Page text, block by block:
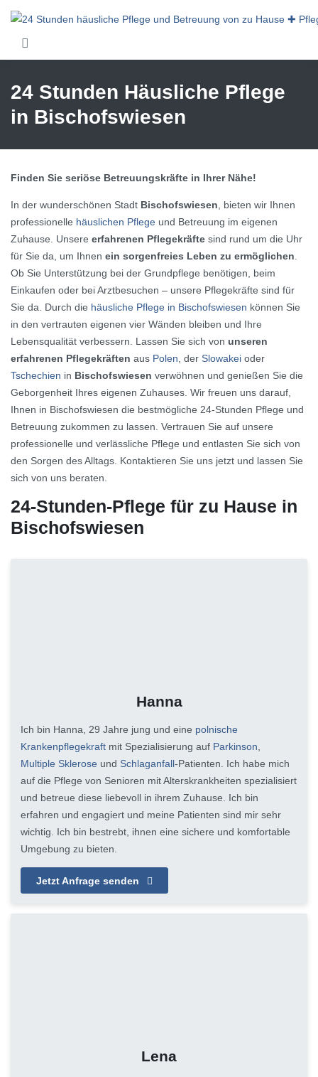
24 Stunden Häusliche Pflege
in Bischofswiesen
Finden Sie seriöse Betreuungskräfte in Ihrer Nähe!
In der wunderschönen Stadt Bischofswiesen, bieten wir Ihnen
professionelle häuslichen Pflege und Betreuung im eigenen
Zuhause. Unsere erfahrenen Pflegekräfte sind rund um die Uhr
für Sie da, um Ihnen ein sorgenfreies Leben zu ermöglichen.
Ob Sie Unterstützung bei der Grundpflege benötigen, beim
Einkaufen oder bei Arztbesuchen – unsere Pflegekräfte sind für
Sie da. Durch die häusliche Pflege in Bischofswiesen können Sie
in den vertrauten eigenen vier Wänden bleiben und Ihre
Lebensqualität verbessern. Lassen Sie sich von unseren
erfahrenen Pflegekräften aus Polen, der Slowakei oder
Tschechien in Bischofswiesen verwöhnen und genießen Sie die
Geborgenheit Ihres eigenen Zuhauses. Wir freuen uns darauf,
Ihnen in Bischofswiesen die bestmögliche 24-Stunden Pflege und
Betreuung zukommen zu lassen. Vertrauen Sie auf unsere
professionelle und verlässliche Pflege und entlasten Sie sich von
den Sorgen des Alltags. Kontaktieren Sie uns jetzt und lassen Sie
sich von uns beraten.
24-Stunden-Pflege für zu Hause in
Bischofswiesen
Hanna
Ich bin Hanna, 29 Jahre jung und eine polnische
Krankenpflegekraft mit Spezialisierung auf Parkinson,
Multiple Sklerose und Schlaganfall-Patienten. Ich habe mich
auf die Pflege von Senioren mit Alterskrankheiten spezialisiert
und betreue diese liebevoll in ihrem Zuhause. Ich bin
erfahren und engagiert und meine Patienten sind mir sehr
wichtig. Ich bin bestrebt, ihnen eine sichere und komfortable
Umgebung zu bieten.
Jetzt Anfrage senden
Lena